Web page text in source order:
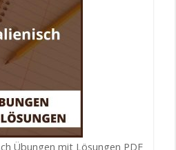
Übungen mit Lösungen PDF